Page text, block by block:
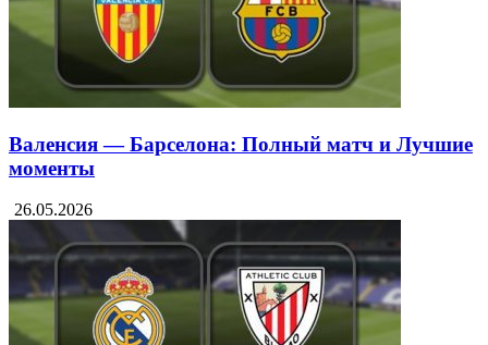
Валенсия — Барселона: Полный матч и Лучшие
моменты
26.05.2026